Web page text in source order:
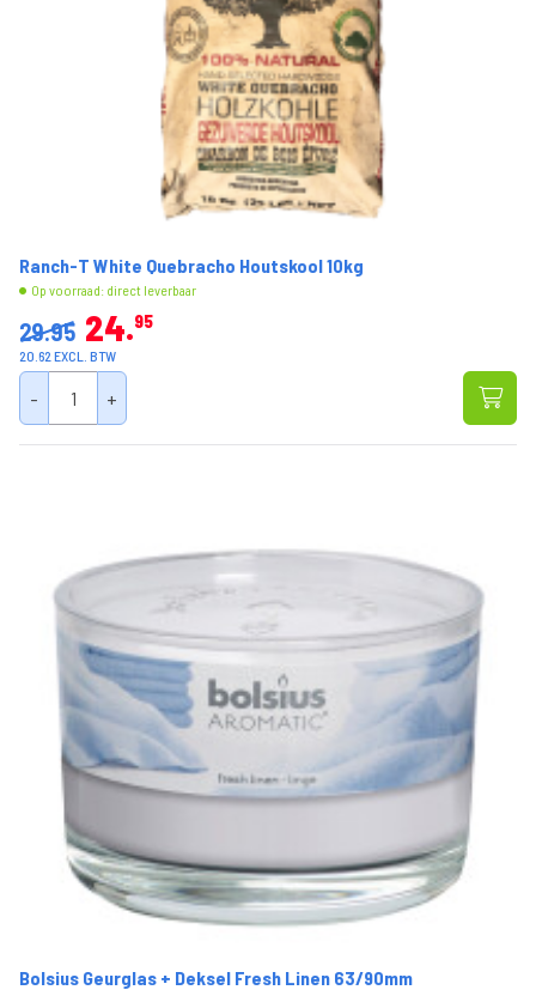
Ranch-T White Quebracho Houtskool 10kg
Op voorraad: direct leverbaar
29.95 24 95
20.62 EXCL. BTW
- +
Bolsius Geurglas + Deksel Fresh Linen 63/90mm